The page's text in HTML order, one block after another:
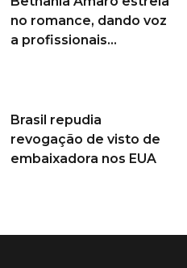
no romance, dando voz
a profissionais...
Brasil repudia
revogação de visto de
embaixadora nos EUA